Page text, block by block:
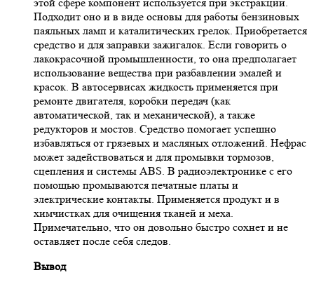
Подходит оно и в виде основы для работы бензиновых
паяльных ламп и каталитических грелок. Приобретается
средство и для заправки зажигалок. Если говорить о
лакокрасочной промышленности, то она предполагает
использование вещества при разбавлении эмалей и
красок. В автосервисах жидкость применяется при
ремонте двигателя, коробки передач (как
автоматической, так и механической), а также
редукторов и мостов. Средство помогает успешно
избавляться от грязевых и масляных отложений. Нефрас
может задействоваться и для промывки тормозов,
сцепления и системы ABS. В радиоэлектронике с его
помощью промываются печатные платы и
электрические контакты. Применяется продукт и в
химчистках для очищения тканей и меха.
Примечательно, что он довольно быстро сохнет и не
оставляет после себя следов.
Вывод